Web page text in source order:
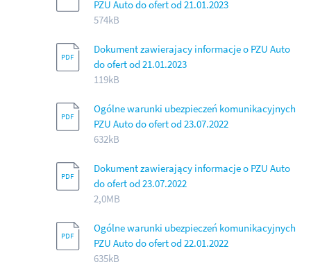
PZU Auto do ofert od 21.01.2023
574kB
Dokument zawierajacy informacje o PZU Auto
do ofert od 21.01.2023
119kB
Ogólne warunki ubezpieczeń komunikacyjnych
PZU Auto do ofert od 23.07.2022
632kB
Dokument zawierający informacje o PZU Auto
do ofert od 23.07.2022
2,0MB
Ogólne warunki ubezpieczeń komunikacyjnych
PZU Auto do ofert od 22.01.2022
635kB